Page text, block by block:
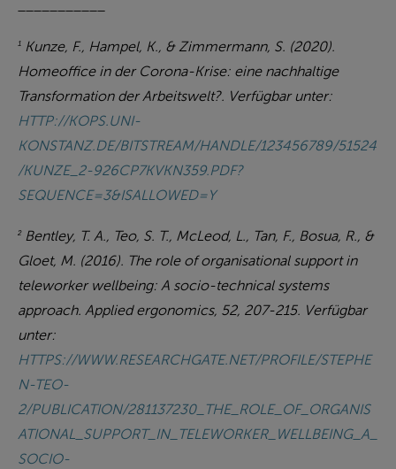
1 Kunze, F., Hampel, K., & Zimmermann, S. (2020).
Homeoffice in der Corona-Krise: eine nachhaltige
Transformation der Arbeitswelt?. Verfügbar unter:
HTTP://KOPS.UNI-
KONSTANZ.DE/BITSTREAM/HANDLE/123456789/51524
/KUNZE_2-926CP7KVKN359.PDF?
SEQUENCE=3&ISALLOWED=Y
2Bentley, T. A., Teo, S. T., McLeod, L., Tan, F., Bosua, R., &
Gloet, M. (2016). The role of organisational support in
teleworker wellbeing: A socio-technical systems
approach. Applied ergonomics, 52, 207-215. Verfügbar
unter:
HTTPS://WWW.RESEARCHGATE.NET/PROFILE/STEPHE
N-TEO-
2/PUBLICATION/281137230_THE_ROLE_OF_ORGANIS
ATIONAL_SUPPORT_IN_TELEWORKER_WELLBEING_A_
SOCIO-